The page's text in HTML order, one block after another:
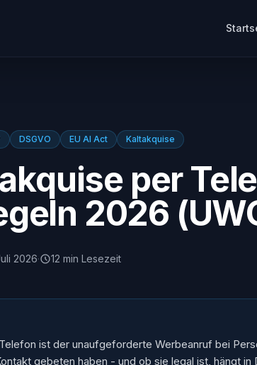
DSGVO EU AI Act Kaltakquise
per
2026
2026· 12 min Lesezeit
ist der unaufgeforderte Werbeanruf bei
gebeten haben - und ob sie legal ist, hängt in